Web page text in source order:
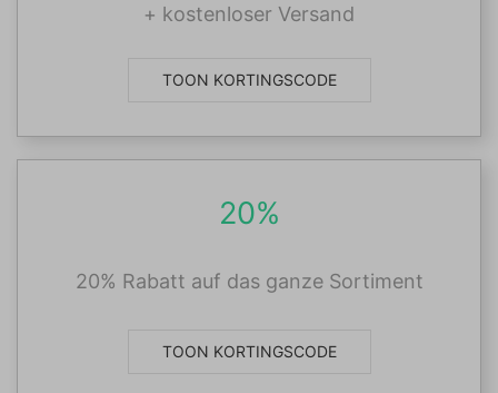
+ kostenloser Versand
TOON KORTINGSCODE
20%
20% Rabatt auf das ganze Sortiment
TOON KORTINGSCODE